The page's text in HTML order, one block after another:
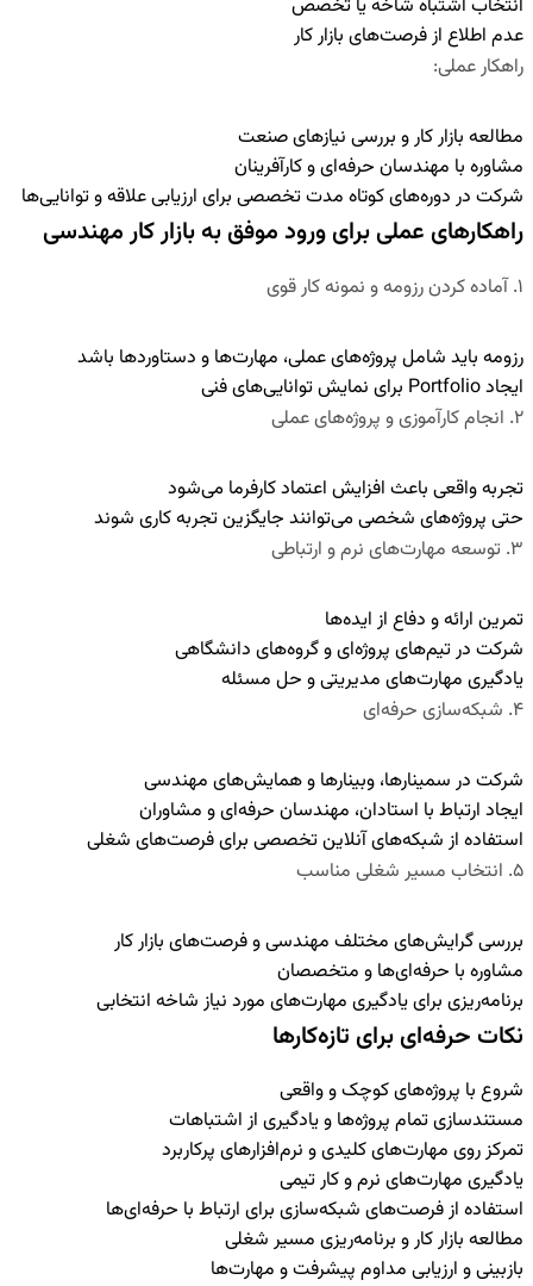
انتخاب اشتباه شاخه یا تخصص
عدم اطلاع از فرصت‌های بازار کار
راهکار عملی:
مطالعه بازار کار و بررسی نیازهای صنعت
مشاوره با مهندسان حرفه‌ای و کارآفرینان
شرکت در دوره‌های کوتاه مدت تخصصی برای ارزیابی علاقه و توانایی‌ها
راهکارهای عملی برای ورود موفق به بازار کار مهندسی
۱.آماده کردن رزومه و نمونه کار قوی
رزومه باید شامل پروژه‌های عملی، مهارت‌ها و دستاوردها باشد
ایجاد Portfolio برای نمایش توانایی‌های فنی
۲. انجام کارآموزی و پروژه‌های عملی
تجربه واقعی باعث افزایش اعتماد کارفرما می‌شود
حتی پروژه‌های شخصی می‌توانند جایگزین تجربه کاری شوند
۳. توسعه مهارت‌های نرم و ارتباطی
تمرین ارائه و دفاع از ایده‌ها
شرکت در تیم‌های پروژه‌ای و گروه‌های دانشگاهی
یادگیری مهارت‌های مدیریتی و حل مسئله
۴. شبکه‌سازی حرفه‌ای
شرکت در سمینارها، وبینارها و همایش‌های مهندسی
ایجاد ارتباط با استادان، مهندسان حرفه‌ای و مشاوران
استفاده از شبکه‌های آنلاین تخصصی برای فرصت‌های شغلی
۵. انتخاب مسیر شغلی مناسب
بررسی گرایش‌های مختلف مهندسی و فرصت‌های بازار کار
مشاوره با حرفه‌ای‌ها و متخصصان
برنامه‌ریزی برای یادگیری مهارت‌های مورد نیاز شاخه انتخابی
نکات حرفه‌ای برای تازه‌کارها
شروع با پروژه‌های کوچک و واقعی
مستندسازی تمام پروژه‌ها و یادگیری از اشتباهات
تمرکز روی مهارت‌های کلیدی و نرم‌افزارهای پرکاربرد
یادگیری مهارت‌های نرم و کار تیمی
استفاده از فرصت‌های شبکه‌سازی برای ارتباط با حرفه‌ای‌ها
مطالعه بازار کار و برنامه‌ریزی مسیر شغلی
بازبینی و ارزیابی مداوم پیشرفت و مهارت‌ها